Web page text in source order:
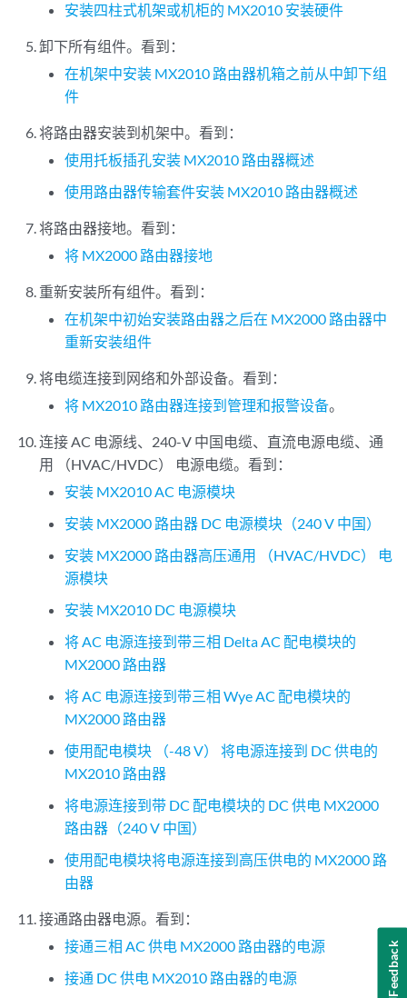
安装四柱式机架或机柜的 MX2010 安装硬件
卸下所有组件。看到：
在机架中安装 MX2010 路由器机箱之前从中卸下组
件
将路由器安装到机架中。看到：
使用托板插孔安装 MX2010 路由器概述
使用路由器传输套件安装 MX2010 路由器概述
将路由器接地。看到：
将 MX2000 路由器接地
重新安装所有组件。看到：
在机架中初始安装路由器之后在 MX2000 路由器中
重新安装组件
将电缆连接到网络和外部设备。看到：
将 MX2010 路由器连接到管理和报警设备。
连接 AC 电源线、240-V 中国电缆、直流电源电缆、通
用 （HVAC/HVDC） 电源电缆。看到：
安装 MX2010 AC 电源模块
安装 MX2000 路由器 DC 电源模块（240 V 中国）
安装 MX2000 路由器高压通用 （HVAC/HVDC） 电
源模块
安装 MX2010 DC 电源模块
将 AC 电源连接到带三相 Delta AC 配电模块的
MX2000 路由器
将 AC 电源连接到带三相 Wye AC 配电模块的
MX2000 路由器
使用配电模块 （-48 V） 将电源连接到 DC 供电的
MX2010 路由器
将电源连接到带 DC 配电模块的 DC 供电 MX2000
路由器（240 V 中国）
使用配电模块将电源连接到高压供电的 MX2000 路
由器
接通路由器电源。看到：
接通三相 AC 供电 MX2000 路由器的电源
接通 DC 供电 MX2010 路由器的电源
Feedback